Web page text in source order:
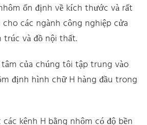
ổn định về kích thước và rất
các ngành công nghiệp cửa
trúc và đồ nội thất.
của chúng tôi tập trung vào
định hình chữ H hàng đầu trong
kênh H bằng nhôm có độ bền